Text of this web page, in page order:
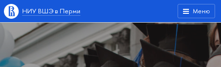
Меню
НИУ ВШЭ в Перми